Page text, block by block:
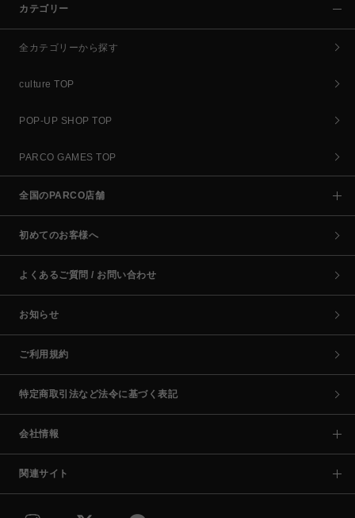
カテゴリー
全カテゴリーから探す
culture TOP
POP-UP SHOP TOP
PARCO GAMES TOP
全国のPARCO店舗
初めてのお客様へ
よくあるご質問 / お問い合わせ
お知らせ
ご利用規約
特定商取引法など法令に基づく表記
会社情報
関連サイト